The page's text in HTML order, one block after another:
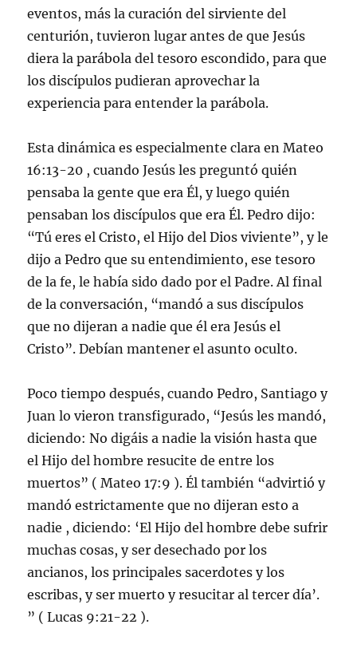
eventos, más la curación del sirviente del
centurión, tuvieron lugar antes de que Jesús
diera la parábola del tesoro escondido, para que
los discípulos pudieran aprovechar la
experiencia para entender la parábola.
Esta dinámica es especialmente clara en Mateo
16:13-20 , cuando Jesús les preguntó quién
pensaba la gente que era Él, y luego quién
pensaban los discípulos que era Él. Pedro dijo:
“Tú eres el Cristo, el Hijo del Dios viviente”, y le
dijo a Pedro que su entendimiento, ese tesoro
de la fe, le había sido dado por el Padre. Al final
de la conversación, “mandó a sus discípulos
que no dijeran a nadie que él era Jesús el
Cristo”. Debían mantener el asunto oculto.
Poco tiempo después, cuando Pedro, Santiago y
Juan lo vieron transfigurado, “Jesús les mandó,
diciendo: No digáis a nadie la visión hasta que
el Hijo del hombre resucite de entre los
muertos” ( Mateo 17:9 ). Él también “advirtió y
mandó estrictamente que no dijeran esto a
nadie , diciendo: ‘El Hijo del hombre debe sufrir
muchas cosas, y ser desechado por los
ancianos, los principales sacerdotes y los
escribas, y ser muerto y resucitar al tercer día’.
” ( Lucas 9:21-22 ).